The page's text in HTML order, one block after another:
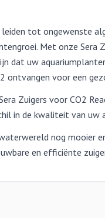
tot ongewenste
Met onze Sera
dat uw
ontvangen voor een
Zuigers voor CO2
in de kwaliteit van uw
nog mooier
en efficiënte